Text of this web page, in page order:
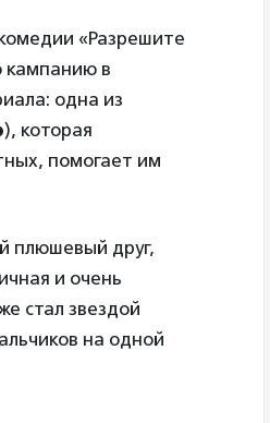
«Разрешите
кампанию в
одна из
), которая
помогает им
плюшевый друг,
и очень
стал звездой
на одной